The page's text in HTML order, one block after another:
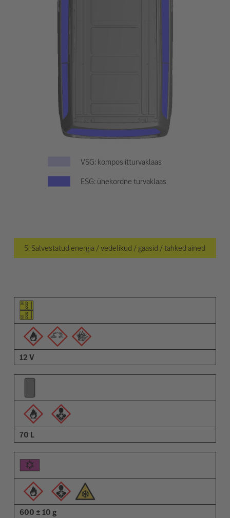
VSG: komposiitturvaklaas
ESG: ühekordne turvaklaas
5. Salvestatud energia / vedelikud / gaasid / tahked ained
Osa pilt
Hoiatuste pilt
Kirjeldus
12 V
70 L
600 ± 10 g